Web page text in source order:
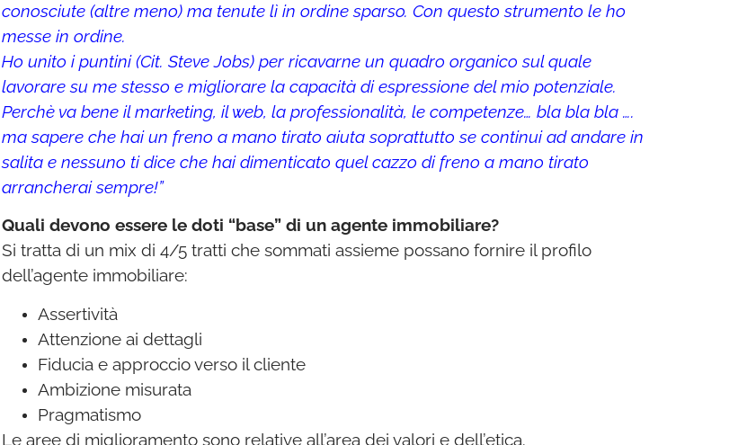
conosciute (altre meno) ma tenute lì in ordine sparso. Con questo strumento le ho
messe in ordine.
Ho unito i puntini (Cit. Steve Jobs) per ricavarne un quadro organico sul quale
lavorare su me stesso e migliorare la capacità di espressione del mio potenziale.
Perchè va bene il marketing, il web, la professionalità, le competenze… bla bla bla ….
ma sapere che hai un freno a mano tirato aiuta soprattutto se continui ad andare in
salita e nessuno ti dice che hai dimenticato quel cazzo di freno a mano tirato
arrancherai sempre!”
Quali devono essere le doti “base” di un agente immobiliare?
Si tratta di un mix di 4/5 tratti che sommati assieme possano fornire il profilo
dell’agente immobiliare:
Assertività
Attenzione ai dettagli
Fiducia e approccio verso il cliente
Ambizione misurata
Pragmatismo
Le aree di miglioramento sono relative all’area dei valori e dell’etica.